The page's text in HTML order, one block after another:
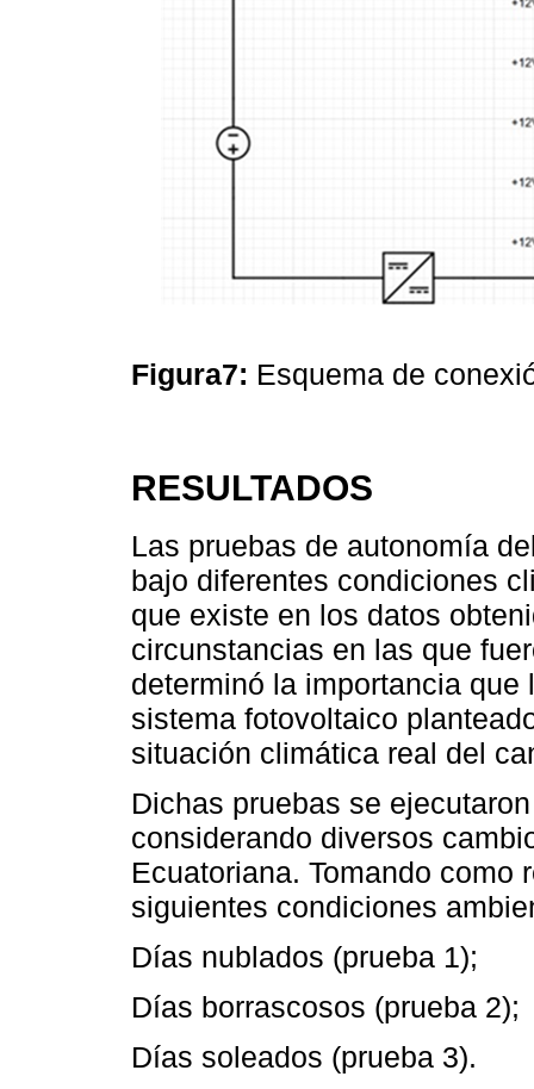
Figura7: Esquema de
RESULTADOS
Las pruebas de autonomía
bajo diferentes condiciones
que existe en los datos
circunstancias en las que
determinó la importancia
sistema fotovoltaico
situación climática real del
Dichas pruebas se
considerando diversos
Ecuatoriana. Tomando como
siguientes condiciones
Días nublados (prueba 1);
Días borrascosos (prueba 2);
Días soleados (prueba 3).